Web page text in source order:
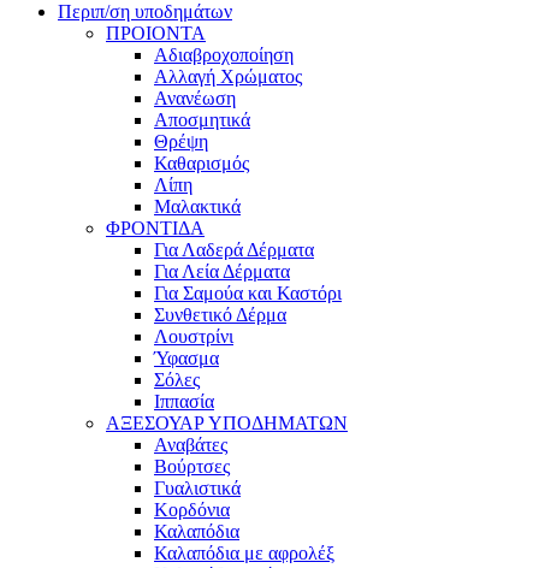
Περιπ/ση υποδημάτων
ΠΡΟΙΟΝΤΑ
Αδιαβροχοποίηση
Αλλαγή Χρώματος
Ανανέωση
Αποσμητικά
Θρέψη
Καθαρισμός
Λίπη
Μαλακτικά
ΦΡΟΝΤΙΔΑ
Για Λαδερά Δέρματα
Για Λεία Δέρματα
Για Σαμούα και Καστόρι
Συνθετικό Δέρμα
Λουστρίνι
Ύφασμα
Σόλες
Ιππασία
ΑΞΕΣΟΥΑΡ ΥΠΟΔΗΜΑΤΩΝ
Αναβάτες
Βούρτσες
Γυαλιστικά
Κορδόνια
Καλαπόδια
Καλαπόδια με αφρολέξ